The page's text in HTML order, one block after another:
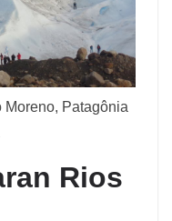
Moreno, Patagônia
Rios